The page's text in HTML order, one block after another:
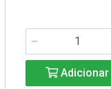
Adicionar